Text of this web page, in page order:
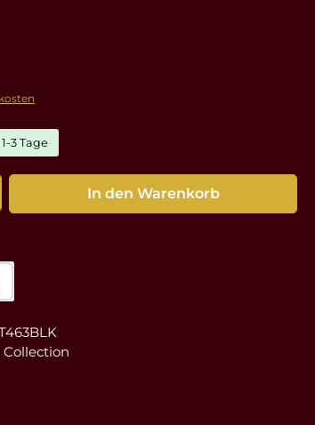
3 Tage
Wert ein oder benutze die Schaltflächen um die
In den Warenkorb
Collection